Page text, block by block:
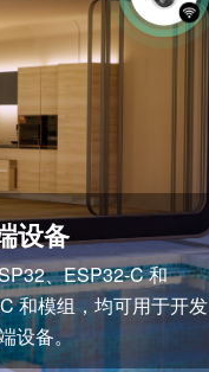
设备
、ESP32-C 和
和模组，均可用于开发
设备。